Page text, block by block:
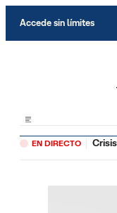
Accede sin límites
EN DIRECTO